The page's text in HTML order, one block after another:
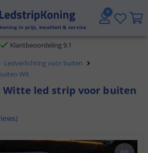
in prijs, kwaliteit & service
Klantbeoordeling 9.1
uur besteld,morgen in huis
Ledverlichting voor buiten
Wit
Witte led strip voor buiten
)